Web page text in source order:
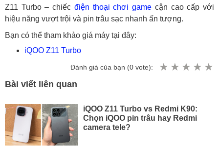
Z11 Turbo – chiếc điện thoại chơi game cận cao cấp với
hiệu năng vượt trội và pin trâu sạc nhanh ấn tượng.
Bạn có thể tham khảo giá máy tại đây:
iQOO Z11 Turbo
Đánh giá của bạn (0 vote):
Bài viết liên quan
iQOO Z11 Turbo vs Redmi K90:
Chọn iQOO pin trâu hay Redmi
camera tele?